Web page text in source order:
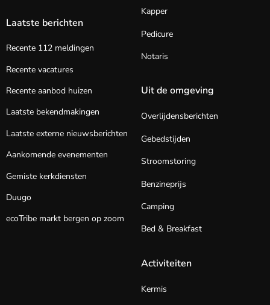
Laatste berichten
Recente 112 meldingen
Recente vacatures
Recente aanbod huizen
Laatste bekendmakingen
Laatste externe nieuwsberichten
Aankomende evenementen
Gemiste kerkdiensten
Duugo
ecoTribe markt bergen op zoom
Kapper
Pedicure
Notaris
Uit de omgeving
Overlijdensberichten
Gebedstijden
Stroomstoring
Benzineprijs
Camping
Bed & Breakfast
Activiteiten
Kermis